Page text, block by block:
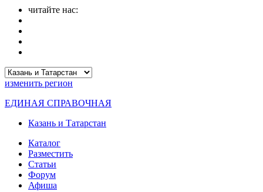
читайте нас:
изменить регион
ЕДИНАЯ СПРАВОЧНАЯ
Казань и Татарстан
Каталог
Разместить
Статьи
Форум
Афиша